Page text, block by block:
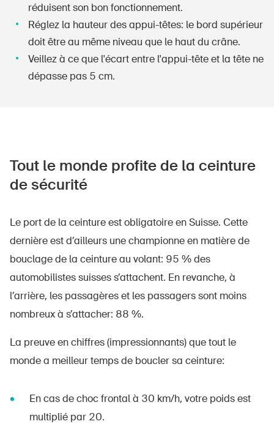
réduisent son bon fonctionnement.
Réglez la hauteur des appui-têtes: le bord supérieur
doit être au même niveau que le haut du crâne.
Veillez à ce que l'écart entre l'appui-tête et la tête ne
dépasse pas 5 cm.
Tout le monde profite de la ceinture
de sécurité
Le port de la ceinture est obligatoire en Suisse. Cette
dernière est d’ailleurs une championne en matière de
bouclage de la ceinture au volant: 95 % des
automobilistes suisses s’attachent. En revanche, à
l’arrière, les passagères et les passagers sont moins
nombreux à s’attacher: 88 %.
La preuve en chiffres (impressionnants) que tout le
monde a meilleur temps de boucler sa ceinture:
En cas de choc frontal à 30 km/h, votre poids est
multiplié par 20.